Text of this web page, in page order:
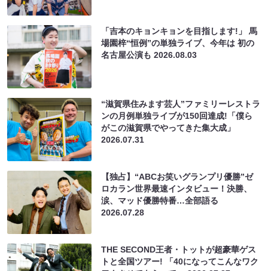
「吉本のキョンキョンを目指します!」 馬
場園梓“恒例”の単独ライブ、今年は 初の
名古屋公演も2026.08.03
“滋賀県住みます芸人”ファミリーレストラ
ンの月例単独ライブが150回達成!「僕ら
がこの滋賀県でやってきた集大成」
2026.07.31
【独占】“ABCお笑いグランプリ優勝”ゼ
ロカラン世界最速インタビュー！決勝、
涙、マッド優勝特番…全部語る
2026.07.28
THE SECOND王者・トットが超豪華ゲス
トと全国ツアー! 「40になってこんなワク